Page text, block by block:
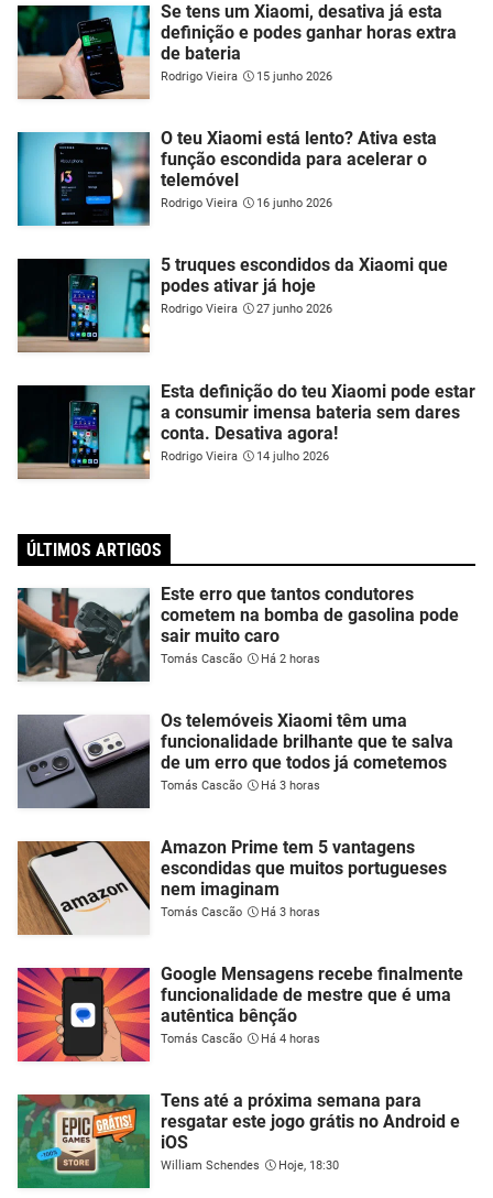
Se tens um Xiaomi, desativa já esta
definição e podes ganhar horas extra
de bateria
Rodrigo Vieira 15 junho 2026
O teu Xiaomi está lento? Ativa esta
função escondida para acelerar o
telemóvel
Rodrigo Vieira 16 junho 2026
5 truques escondidos da Xiaomi que
podes ativar já hoje
Rodrigo Vieira 27 junho 2026
Esta definição do teu Xiaomi pode estar
a consumir imensa bateria sem dares
conta. Desativa agora!
Rodrigo Vieira 14 julho 2026
ÚLTIMOS ARTIGOS
Este erro que tantos condutores
cometem na bomba de gasolina pode
sair muito caro
Tomás Cascão Há 2 horas
Os telemóveis Xiaomi têm uma
funcionalidade brilhante que te salva
de um erro que todos já cometemos
Tomás Cascão Há 3 horas
Amazon Prime tem 5 vantagens
escondidas que muitos portugueses
nem imaginam
Tomás Cascão Há 3 horas
Google Mensagens recebe finalmente
funcionalidade de mestre que é uma
autêntica bênção
Tomás Cascão Há 4 horas
Tens até a próxima semana para
resgatar este jogo grátis no Android e
iOS
William Schendes Hoje, 18:30